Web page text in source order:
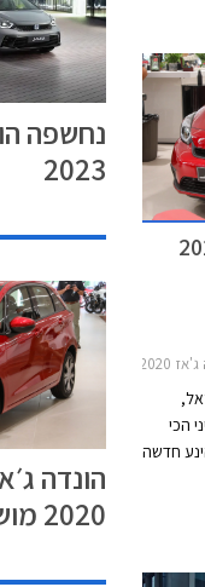
החדשה 2020
רכב
הכי
חדשה
נחשפה
2023
הונדה
2020 מושקת בישראל